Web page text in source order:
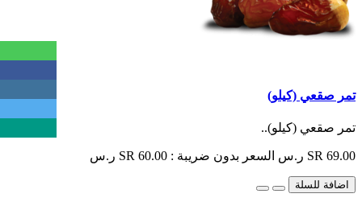
تمر صقعي (كيلو)
تمر صقعي (كيلو)..
SR 69.00 ر.س السعر بدون ضريبة : SR 60.00 ر.س
اضافة للسلة